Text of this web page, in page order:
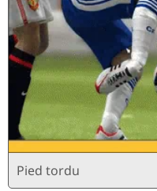
Pied tordu